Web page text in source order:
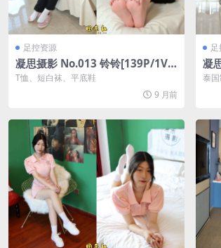
足控资源
凝思摄影 No.013 铃铃[139P/1V/
4.08G]
T恤、短白袜、平底鞋
9 月前
凝
泰